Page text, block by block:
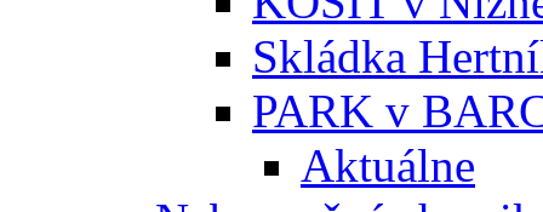
Skládka
PARK v
Aktuálne